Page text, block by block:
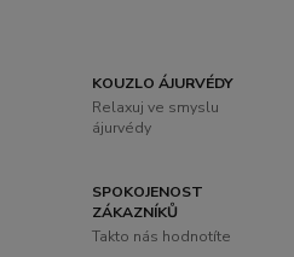
KOUZLO ÁJURVÉDY
Relaxuj ve smyslu
ájurvédy
SPOKOJENOST
ZÁKAZNÍKŮ
Takto nás hodnotíte